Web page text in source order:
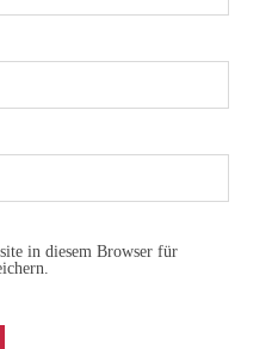
in diesem Browser für